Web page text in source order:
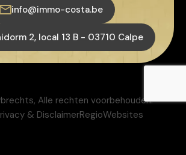
info@immo-costa.be
2, local 13 B - 03710 Calpe
Alle rechten voorbehouden.
& DisclaimerRegioWebsites